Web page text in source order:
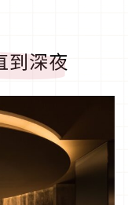
到深夜